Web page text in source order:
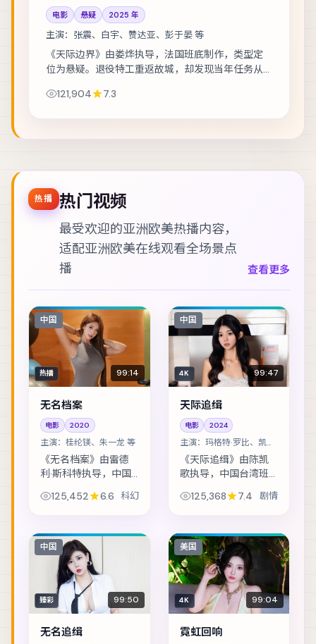
电影 悬疑 2025 年
主演： 张震、白宇、赞达亚、彭于晏 等
《天际边界》由娄烨执导，法国班底制作，类型定
位为悬疑。退役特工重返故城，却发现当年任务从
演层次丰富。美术与声音设计共同营造沉浸氛围...
121,904 7.3
热播 热门视频
最受欢迎的亚洲欧美热播内容，
适配亚洲欧美在线观看全场景点
播
查看更多
中国
热播 99:14
无名档案
电影 2020
主演： 桂纶镁、朱一龙 等
《无名档案》由雷德
利·斯科特执导，中国
定位为科幻。假释犯
笔不存在的债。主演
包括桂纶镁、朱一...
125,452 6.6 科幻
中国
4K 99:47
天际追缉
电影 2024
主演： 玛格特·罗比、凯特·
布兰切特 等
《天际追缉》由陈凯
歌执导，中国台湾班
剧情。退役特工重返
演包括玛格特·罗比、
凯特·布兰切特、...
125,368 7.4 剧情
中国
臻彩 99:50
无名追缉
美国
4K 99:04
霓虹回响